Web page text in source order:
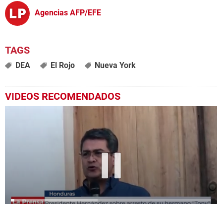
Agencias AFP/EFE
DEA El Rojo Nueva York
VIDEOS RECOMENDADOS